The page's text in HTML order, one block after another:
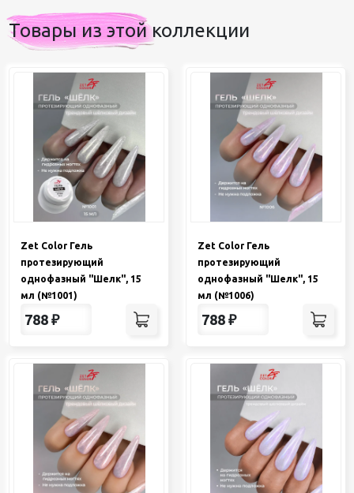
Товары из этой коллекции
Zet Color Гель
протезирующий
однофазный "Шелк", 15
мл (№1001)
788 ₽
Zet Color Гель
протезирующий
однофазный "Шелк", 15
мл (№1006)
788 ₽